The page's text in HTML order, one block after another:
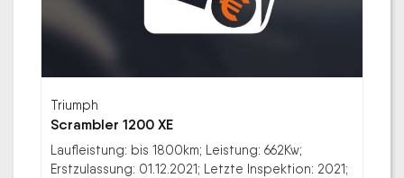
Triumph
Scrambler 1200 XE
Laufleistung: bis 1800km; Leistung: 662Kw;
Erstzulassung: 01.12.2021; Letzte Inspektion: 2021;